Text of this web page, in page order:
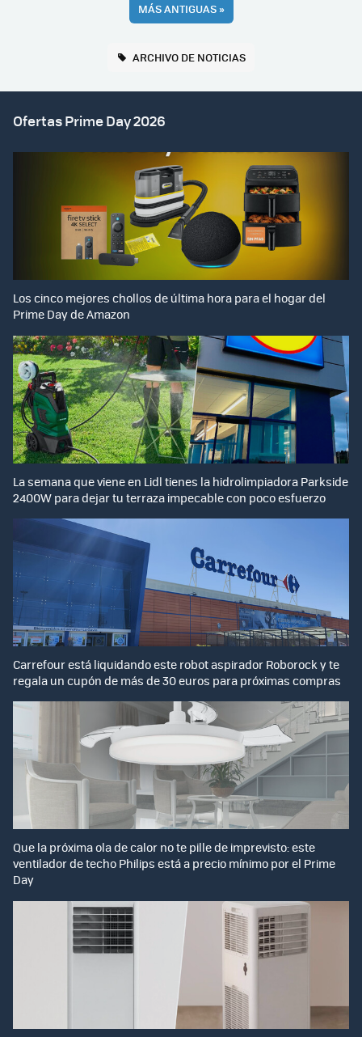
MÁS ANTIGUAS»
ARCHIVO DE NOTICIAS
Ofertas Prime Day 2026
Los cinco mejores chollos de última hora para el hogar del
Prime Day de Amazon
La semana que viene en Lidl tienes la hidrolimpiadora Parkside
2400W para dejar tu terraza impecable con poco esfuerzo
Carrefour está liquidando este robot aspirador Roborock y te
regala un cupón de más de 30 euros para próximas compras
Que la próxima ola de calor no te pille de imprevisto: este
ventilador de techo Philips está a precio mínimo por el Prime
Day